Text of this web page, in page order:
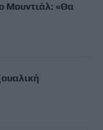
Μουντιάλ: «Θα